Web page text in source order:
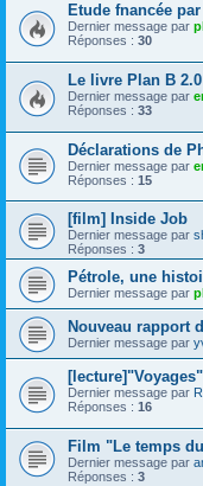
Etude fnancée
Dernier message par
Réponses : 30
Le livre Plan B
Dernier message par
Réponses : 33
Déclarations de
Dernier message par
Réponses : 15
[film] Inside Job
Dernier message par
Réponses : 3
Pétrole, une
Dernier message par
Nouveau rapport
Dernier message par
Dernier message par
Réponses : 16
Film "Le temps
Dernier message par
Réponses : 3